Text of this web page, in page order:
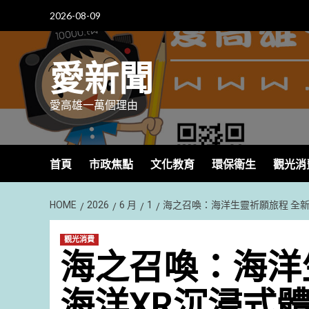
2026-08-09
愛新聞
愛高雄一萬個理由
首頁 市政焦點 文化教育 環保衛生 觀光消
HOME 2026 6 月 1 海之召喚：海洋生靈祈願旅程 全
觀光消費
海之召喚：海